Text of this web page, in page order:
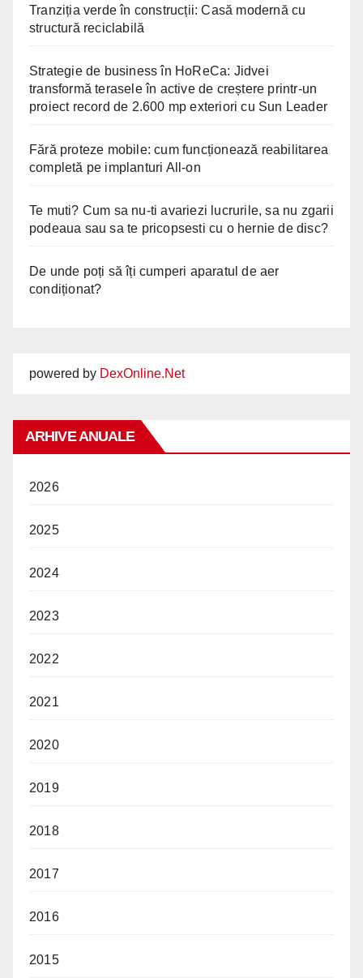
Tranziția verde în construcții: Casă modernă cu
structură reciclabilă
Strategie de business în HoReCa: Jidvei
transformă terasele în active de creștere printr-un
proiect record de 2.600 mp exteriori cu Sun Leader
Fără proteze mobile: cum funcționează reabilitarea
completă pe implanturi All-on
Te muti? Cum sa nu-ti avariezi lucrurile, sa nu zgarii
podeaua sau sa te pricopsesti cu o hernie de disc?
De unde poți să îți cumperi aparatul de aer
condiționat?
powered by DexOnline.Net
ARHIVE ANUALE
2026
2025
2024
2023
2022
2021
2020
2019
2018
2017
2016
2015